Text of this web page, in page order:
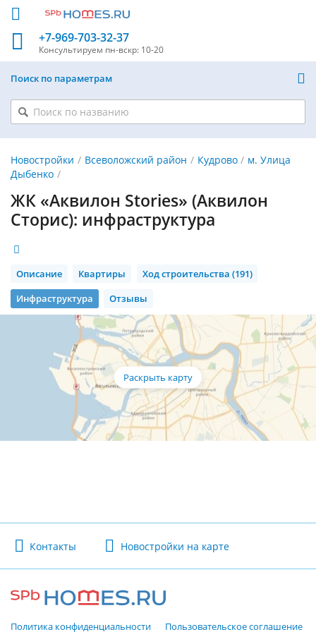
+7-969-703-32-37
Консультируем пн-вскр: 10-20
Поиск по параметрам
Новостройки Всеволожский район Кудрово
м. Улица
Дыбенко
ЖК «Аквилон Stories» (Аквилон
Сторис): инфраструктура
Описание Квартиры
Ход строительства (191)
Инфраструктура
Отзывы
Контакты Новостройки на карте
Политика конфиденциальности Пользовательское соглашение